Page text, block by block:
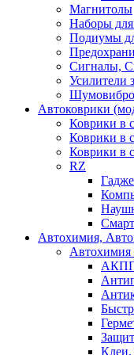
Магнитолы
Наборы
Подиумы
Сигналы,
Усилители
Автоковрики
Коврики в
Коврики в
Коврики в
RZ
Автохимия,
Клеи,